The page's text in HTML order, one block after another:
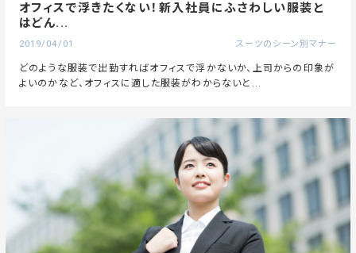
オフィスで浮きたくない！新入社員にふさわしい服装と
はどん...
2019/04/01 スーツのシーン別マナー
どのような服装で出勤すればオフィスで浮かないか、上司からの印象が
よいのかなど、オフィスに適した服装がわからないと...